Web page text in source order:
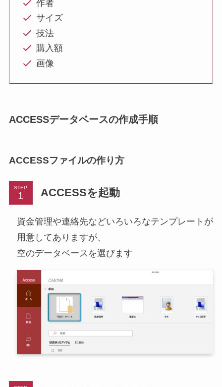
作者
サイズ
技法
購入額
画像
ACCESSデータベースの作成手順
ACCESSファイルの作り方
STEP ACCESSを起動
資金管理や連絡先などいろいろなテンプレートが
用意してありますが、
空のデータベースを選びます